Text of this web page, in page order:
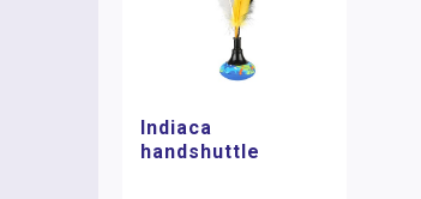
Indiaca
handshuttle